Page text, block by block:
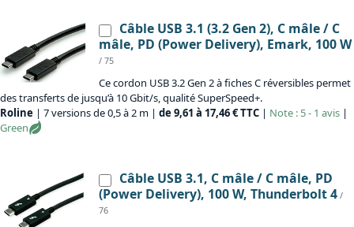
Câble USB 3.1 (3.2 Gen 2), C mâle / C
mâle, PD (Power Delivery), Emark, 100 W
/ 75
Ce cordon USB 3.2 Gen 2 à fiches C réversibles permet
des transferts de jusqu’à 10 Gbit/s, qualité SuperSpeed+.
Roline | 7 versions de 0,5 à 2 m | de 9,61 à 17,46 € TTC | Note : 5 - 1 avis |
Green
Câble USB 3.1, C mâle / C mâle, PD
(Power Delivery), 100 W, Thunderbolt 4 /
76